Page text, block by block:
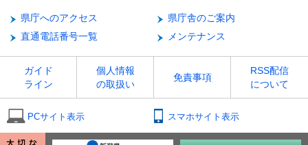
県庁へのアクセス
県庁舎のご案内
直通電話番号一覧
メンテナンス
ガイド
ライン
個人情報
の取扱い
免責事項
RSS配信
について
PCサイト表示 スマホサイト表示